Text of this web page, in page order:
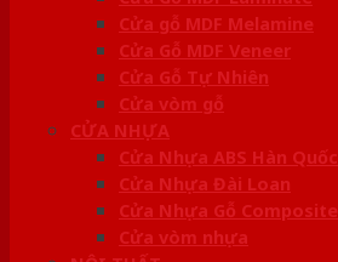
Cửa gỗ MDF Melamine
Cửa Gỗ MDF Veneer
Cửa Gỗ Tự Nhiên
Cửa vòm gỗ
CỬA NHỰA
Cửa Nhựa ABS Hàn Quốc
Cửa Nhựa Đài Loan
Cửa Nhựa Gỗ Composite
Cửa vòm nhựa